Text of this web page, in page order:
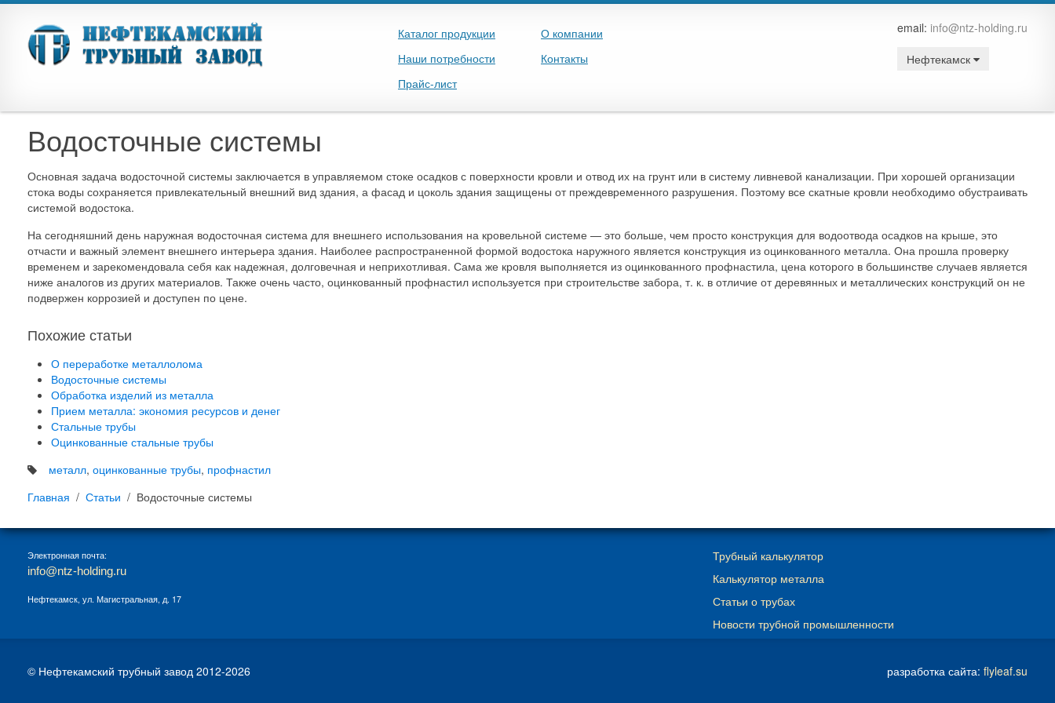
email: info@ntz-holding.ru
Нефтекамск
Каталог продукции
О компании
Наши потребности
Контакты
Прайс-лист
Водосточные системы
Основная задача водосточной системы заключается в управляемом стоке осадков с поверхности кровли и отвод их на грунт или в систему ливневой канализации. При хорошей организации
стока воды сохраняется привлекательный внешний вид здания, а фасад и цоколь здания защищены от преждевременного разрушения. Поэтому все скатные кровли необходимо обустраивать
системой водостока.
На сегодняшний день наружная водосточная система для внешнего использования на кровельной системе — это больше, чем просто конструкция для водоотвода осадков на крыше, это
отчасти и важный элемент внешнего интерьера здания. Наиболее распространенной формой водостока наружного является конструкция из оцинкованного металла. Она прошла проверку
временем и зарекомендовала себя как надежная, долговечная и неприхотливая. Сама же кровля выполняется из оцинкованного профнастила, цена которого в большинстве случаев является
ниже аналогов из других материалов. Также очень часто, оцинкованный профнастил используется при строительстве забора, т. к. в отличие от деревянных и металлических конструкций он не
подвержен коррозией и доступен по цене.
Похожие статьи
О переработке металлолома
Водосточные системы
Обработка изделий из металла
Прием металла: экономия ресурсов и денег
Стальные трубы
Оцинкованные стальные трубы
металл, оцинкованные трубы, профнастил
Главная
Статьи Водосточные системы
Электронная почта:
info@ntz-holding.ru
Нефтекамск, ул. Магистральная, д. 17
Трубный калькулятор
Калькулятор металла
Статьи о трубах
Новости трубной промышленности
© Нефтекамский трубный завод 2012-2026 разработка сайта: flyleaf.su